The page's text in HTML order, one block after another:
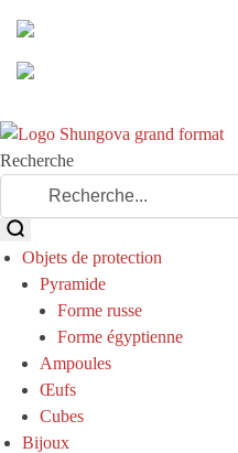
Recherche
Objets de protection
Pyramide
Forme russe
Forme égyptienne
Ampoules
Œufs
Cubes
Bijoux